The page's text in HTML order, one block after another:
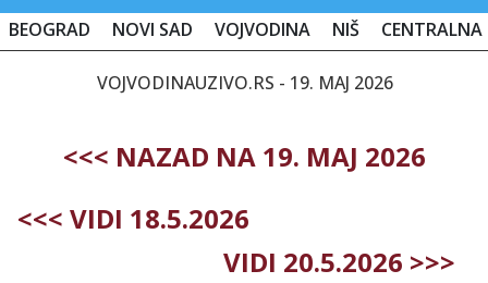
BEOGRAD NOVI SAD VOJVODINA NIŠ CENTRALNA
VOJVODINAUZIVO.RS - 19. MAJ 2026
<<< NAZAD NA 19. MAJ 2026
<<< VIDI 18.5.2026
VIDI 20.5.2026 >>>